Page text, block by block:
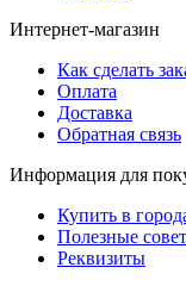
Интернет-магазин
Как сделать
Оплата
Доставка
Обратная связь
Информация для
Купить в
Полезные
Реквизиты